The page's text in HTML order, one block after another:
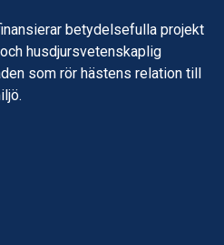
betydelsefulla projekt
husdjursvetenskaplig
som rör hästens relation till